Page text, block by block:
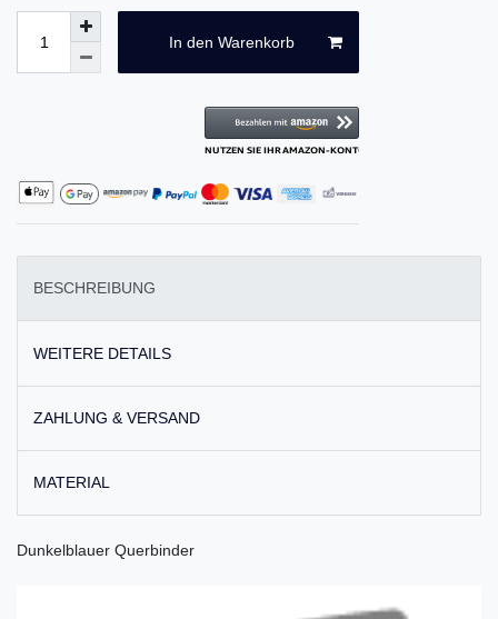
In den Warenkorb
BESCHREIBUNG
WEITERE DETAILS
ZAHLUNG & VERSAND
MATERIAL
Dunkelblauer Querbinder